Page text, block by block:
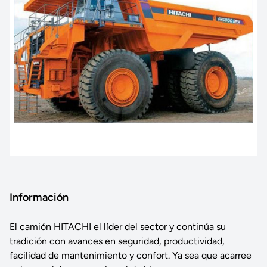
Información
El camión HITACHI el líder del sector y continúa su
tradición con avances en seguridad, productividad,
facilidad de mantenimiento y confort. Ya sea que acarree